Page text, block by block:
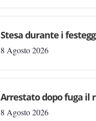
Stesa durante i
8 Agosto 2026
Arrestato dopo fuga il
8 Agosto 2026